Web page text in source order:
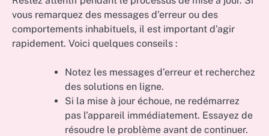
vous remarquez des messages d’erreur ou des
comportements inhabituels, il est important d’agir
rapidement. Voici quelques conseils :
Notez les messages d’erreur et recherchez
des solutions en ligne.
Si la mise à jour échoue, ne redémarrez
pas l’appareil immédiatement. Essayez de
résoudre le problème avant de continuer.